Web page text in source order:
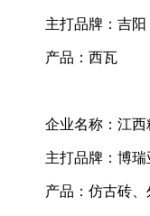
主打品牌：吉阳
产品：西瓦
企业名称：江
主打品牌：博
产品：仿古砖